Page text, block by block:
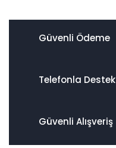
Güvenli Ödeme
Telefonla Destek
Güvenli Alışveriş